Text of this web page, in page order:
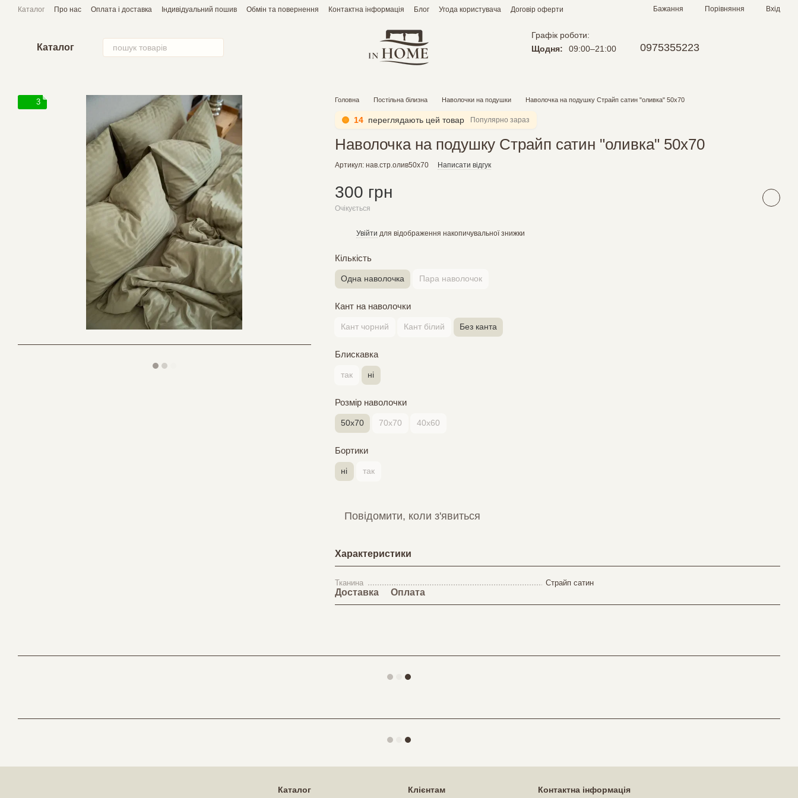
Перейти до основного контенту
Каталог Про нас Оплата і доставка Індивідуальний пошив Обмін та повернення Контактна інформація Блог Угода користувача Договір оферти Бажання Порівняння Вхід
Каталог
Графік роботи:
Щодня:
09:00–21:00 0975355223
3 Головна Постільна білизна Наволочки на подушки Наволочка на подушку Страйп сатин "оливка" 50х70
14 переглядають цей товар Популярно зараз
Наволочка на подушку Страйп сатин "оливка" 50х70
Артикул: нав.стр.олив50х70 Написати відгук
300 грн
Очікується
Увійти для відображення накопичувальної знижки
Кількість
Одна наволочка Пара наволочок
Кант на наволочки
Кант чорний Кант білий Без канта
Блискавка
так ні
Розмір наволочки
50х70 70х70 40х60
Бортики
ні так
Повідомити, коли з'явиться
Характеристики
Тканина Страйп сатин
Доставка Оплата
Каталог Клієнтам Контактна інформація